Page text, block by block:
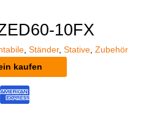
10FX
Ständer, Stative Zubehör
kaufen